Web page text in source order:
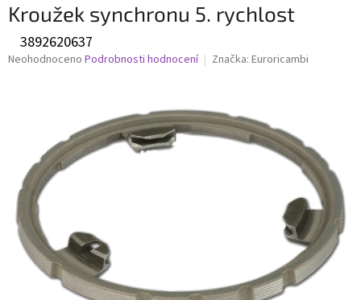
Kroužek synchronu 5. rychlost
3892620637
Průměrné
hvězdiček.
Neohodnoceno Podrobnosti hodnocení Značka: Euroricambi